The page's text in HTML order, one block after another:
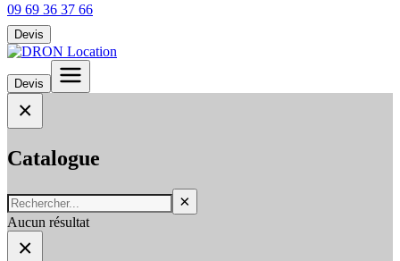
09 69 36 37 66
Devis
Devis
×
Catalogue
×
Aucun résultat
×